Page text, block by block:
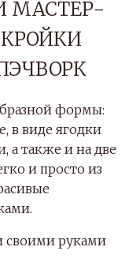
МАСТЕР-
формы:
в виде ягодки
а также и на две
и просто из